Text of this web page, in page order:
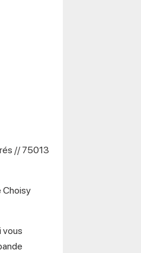
// 75013
Choisy
vous